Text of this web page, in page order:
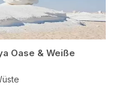
Oase & Weiße